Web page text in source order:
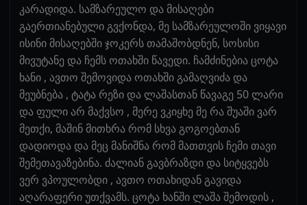
კარადიდა. სამზარეულო და მისაღები
გაერთიანებული გვქონდა, მე სამზარეულოში ვიყავი
ისინი მისაღებში ჯოკერს თამაშობდნენ, სოსისი
მივუტანე და ჩემს ოთახში წავედი. ჩამძინებია ცოტა
ხანი , ავთო შემოვიდა ოთახში გამაღვიძა და
მეუბნება , ტატა რეზი და ლაშასთან წავაგე 50 ლარი
და ფული არ მაქვსო , მერე ვკიყხე მე რა შუაში ვარ
მეთქი, მაშინ მითხრა რომ სხვა გოგოებთან
დადიოდა და მეც მანიშნა რომ მათთვის ჩემი თავი
შემეთავაზებინა. ძალიან გავბრაზდი და სიტყვებს
ვერ ვპოულობდი , ავთო ოთახიდან გავიდა
აღარაფერი უთქვამს. ცოტა ხანში ლაშა შემოდის ,